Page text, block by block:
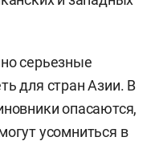
серьезные
для стран Азии. В
опасаются,
усомниться в